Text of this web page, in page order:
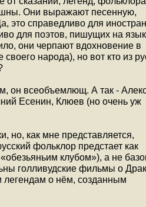
Они выражают песенную,
это справедливо для
для поэтов, пишущих на
они черпают вдохновение в
своего народа), но вот кто из
он всеобъемлющ. А так -
Есенин, Клюев (но очень уж
но, как мне представляется,
фольклор предстает как
клубом»), а не
голливудские фильмы о
легендам о нём, созданным